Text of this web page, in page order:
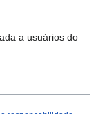
a usuários do